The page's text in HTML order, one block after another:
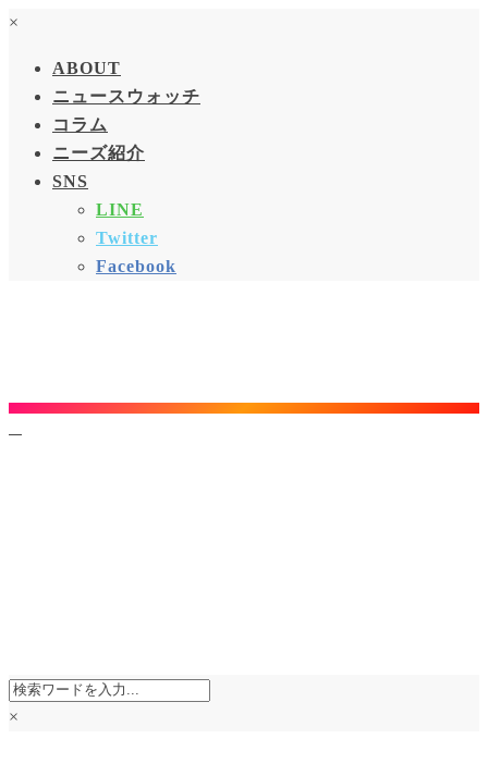
×
ABOUT
ニュースウォッチ
コラム
ニーズ紹介
SNS
LINE
Twitter
Facebook
×